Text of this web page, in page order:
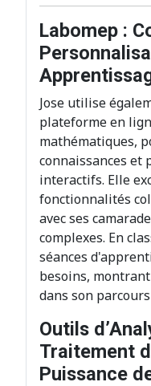
Labomep :
Jose utilise
plateforme en
mathématiques,
connaissances et
interactifs. Elle
fonctionnalités
avec ses
complexes. En
séances
besoins,
dans son
Outils
Traitement
Puissance